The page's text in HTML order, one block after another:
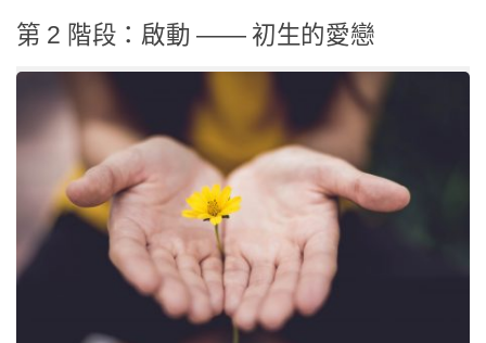
第 2 階段：啟動 —— 初生的愛戀